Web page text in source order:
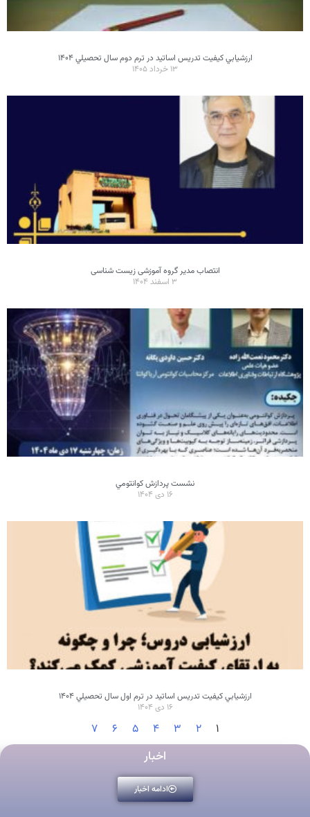
ارزشيابي کيفيت تدريس اساتيد در ترم دوم سال تحصيلي ۱۴۰۴
۱۳ خرداد ۱۴۰۵
انتصاب مدیر گروه آموزشی زیست شناسی
۳ اسفند ۱۴۰۴
نشست پردازش کوانتومي
۱۶ دی ۱۴۰۴
ارزشيابي کيفيت تدريس اساتيد در ترم اول سال تحصيلي ۱۴۰۴
۱۶ دی ۱۴۰۴
۱ ۲ ۳ ۴ ۵ ۶ ۷
اخبار
ادامه اخبار